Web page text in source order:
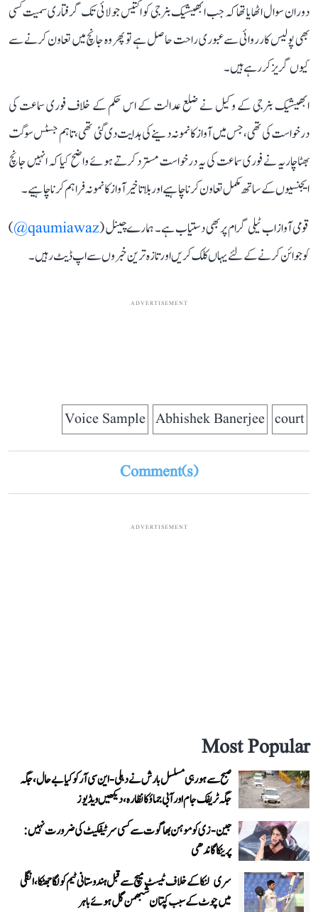
دوران سوال اٹھایا تھا کہ جب ابھیشیک بنرجی کو اکتیس جولائی تک گرفتاری سمیت کسی
بھی پولیس کارروائی سے عبوری راحت حاصل ہے تو پھر وہ جانچ میں تعاون کرنے سے
کیوں گریز کر رہے ہیں۔
ابھیشیک بنرجی کے وکیل نے ضلع عدالت کے اس حکم کے خلاف فوری سماعت کی
درخواست کی تھی، جس میں آواز کا نمونہ دینے کی ہدایت دی گئی تھی، تاہم جسٹس سوگت
بھٹاچاریہ نے فوری سماعت کی یہ درخواست مسترد کرتے ہوئے واضح کیا کہ انہیں جانچ
ایجنسیوں کے ساتھ مکمل تعاون کرنا چاہیے اور بلا تاخیر آواز کا نمونہ فراہم کرنا چاہیے۔
قومی آواز اب ٹیلی گرام پر بھی دستیاب ہے۔ ہمارے چینل (qaumiawaz@
)
کو جوائن کرنے کے لئے یہاں کلک کریں اور تازہ ترین خبروں سے اپ ڈیٹ رہیں۔
ADVERTISEMENT
court
Abhishek Banerjee
Voice Sample
Comment(s)
ADVERTISEMENT
Most Popular
صبح سے ہو رہی مسلسل بارش نے دہلی-این سی آر کو کیا بے حال، جگہ
جگہ ٹریفک جام اور آبی جماؤ کا نظارہ، دیکھیں ویڈیوز
جین-زی کو موہن بھاگوت سے کسی سرٹیفکیٹ کی ضرورت نہیں:
پرینکا گاندھی
سری لنکا کے خلاف ٹیسٹ میچ سے قبل ہندوستانی ٹیم کو لگا جھٹکا، انگلی
میں چوٹ کے سبب کپتان شبھمن گل ہوئے باہر